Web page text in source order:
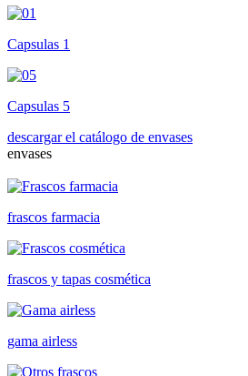
Capsulas 1
Capsulas 5
descargar el catálogo de envases
envases
frascos farmacia
frascos y tapas cosmética
gama airless